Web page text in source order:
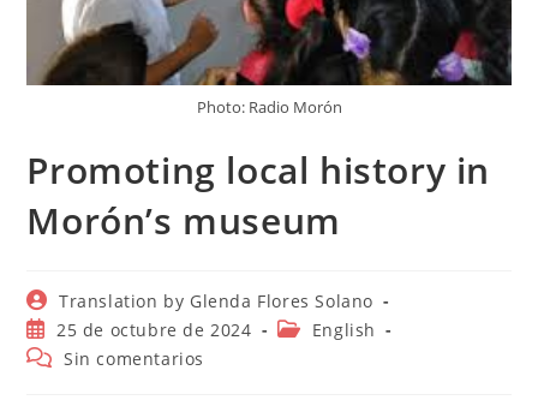
Photo: Radio Morón
Promoting local history in
Morón’s museum
Autor
de
la
entrada:
Translation by Glenda Flores Solano
Publicación
de
la
25 de octubre de 2024
Categoría
English
Comentarios
Sin comentarios